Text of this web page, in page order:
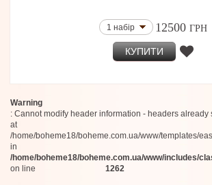
1 набір 12500 ГРН
КУПИТИ
Warning
: Cannot modify header information - headers already
at
/home/boheme18/boheme.com.ua/www/templates/
in
/home/boheme18/boheme.com.ua/www/includes/
on line
1262